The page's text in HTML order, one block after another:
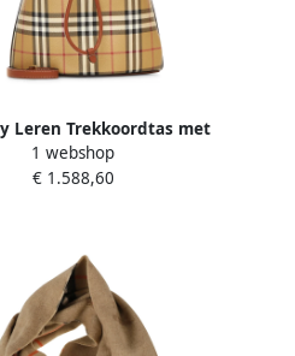
Leren Trekkoordtas met
Stopper Beige
Dames
1 webshop
€ 1.588,60